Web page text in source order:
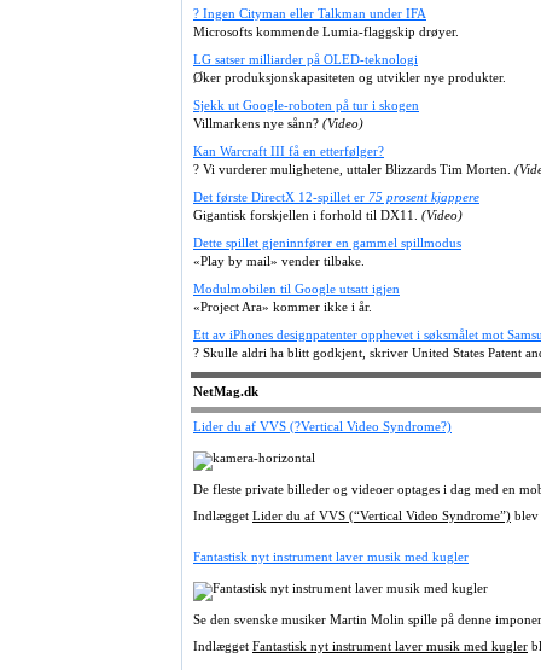
? Ingen Cityman eller Talkman under IFA
Microsofts kommende Lumia-flaggskip drøyer.
LG satser milliarder på OLED-teknologi
Øker produksjonskapasiteten og utvikler nye produkter.
Sjekk ut Google-roboten på tur i skogen
Villmarkens nye sånn? (Video)
Kan Warcraft III få en etterfølger?
? Vi vurderer mulighetene, uttaler Blizzards Tim Morten.
Det første DirectX 12-spillet er 75 prosent kjappere
Gigantisk forskjellen i forhold til DX11. (Video)
Dette spillet gjeninnfører en gammel spillmodus
«Play by mail» vender tilbake.
Modulmobilen til Google utsatt igjen
«Project Ara» kommer ikke i år.
Ett av iPhones designpatenter opphevet i søksmålet mot
? Skulle aldri ha blitt godkjent, skriver United States Patent
NetMag.dk
Lider du af VVS (?Vertical Video Syndrome?)
De fleste private billeder og videoer optages i dag med en
Indlægget Lider du af VVS (“Vertical Video Syndrome”) blev
Fantastisk nyt instrument laver musik med kugler
Se den svenske musiker Martin Molin spille på denne
Indlægget Fantastisk nyt instrument laver musik med kugler